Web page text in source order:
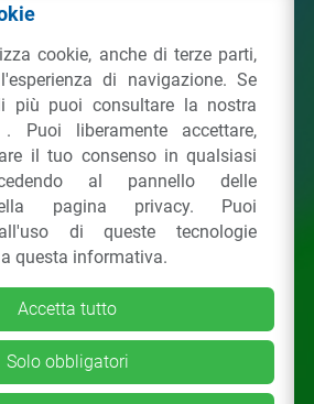
da Riciclo
97381090154
36 20123Milano (MI)
02 43928225.
Privacy Policy &Cookie
cookie, anche di terze parti,
di navigazione. Se
più puoi consultare la nostra
. Puoi liberamente accettare,
il tuo consenso in qualsiasi
al pannello delle
pagina privacy. Puoi
di queste tecnologie
questa informativa.
Accetta tutto
Solo obbligatori